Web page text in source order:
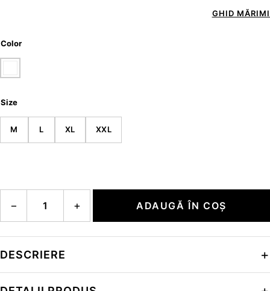
GHID MĂRIMI
Color
Size
M L XL XXL
− + ADAUGĂ ÎN COȘ
DESCRIERE